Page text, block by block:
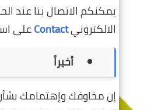
يمكنكم الاتصال بنا عند
الالكترونيContactعلى
أخيراً
إن مخاوفك وإهتمامك